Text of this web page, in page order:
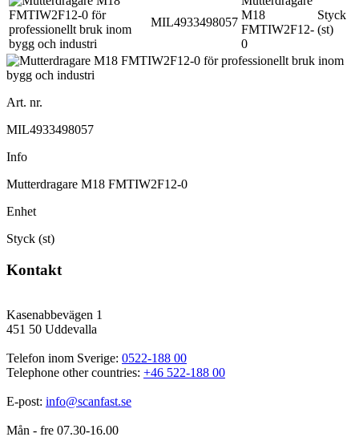
MIL4933498057
M18
FMTIW2F12-
0
Styck
(st)
Art. nr.
MIL4933498057
Info
Mutterdragare M18 FMTIW2F12-0
Enhet
Styck (st)
Kontakt
Kasenabbevägen 1
451 50 Uddevalla
Telefon inom Sverige: 0522-188 00
Telephone other countries: +46 522-188 00
E-post: info@scanfast.se
Mån - fre 07.30-16.00